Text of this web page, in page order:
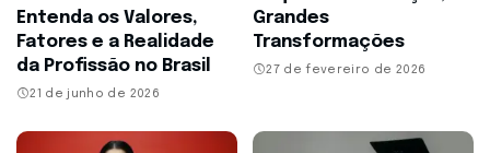
Entenda os Valores,
Fatores e a Realidade
da Profissão no Brasil
21 de junho de 2026
Grandes
Transformações
27 de fevereiro de 2026